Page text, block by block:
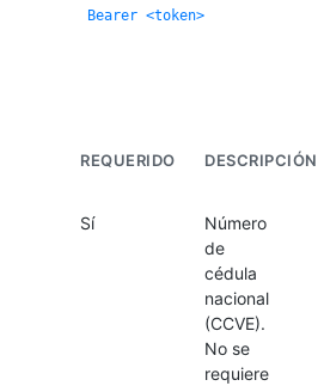
Bearer <token>
REQUERIDO DESCRIPCIÓN
Sí
Número
de
cédula
nacional
(CCVE).
No se
requiere